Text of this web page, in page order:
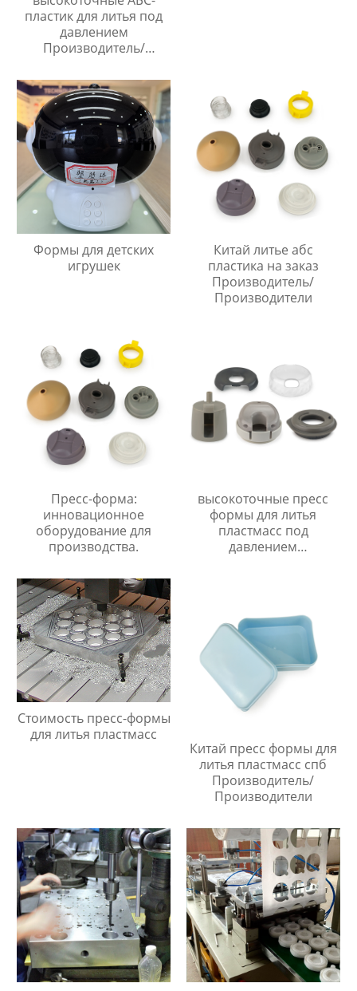
пластик для литья под
давлением
Производитель/
Формы для детских
игрушек
Китай литье абс
пластика на заказ
Производитель/
Производители
Пресс-форма:
инновационное
оборудование для
производства.
высокоточные пресс
формы для литья
пластмасс под
давлением
Стоимость пресс-формы
для литья пластмасс
Китай пресс формы для
литья пластмасс спб
Производитель/
Производители